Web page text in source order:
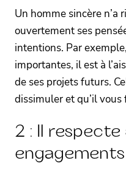
Un homme sincère n’a
ouvertement ses
intentions. Par
importantes, il est à
de ses projets futurs.
dissimuler et qu’il vous
2 : Il respecte
engagements